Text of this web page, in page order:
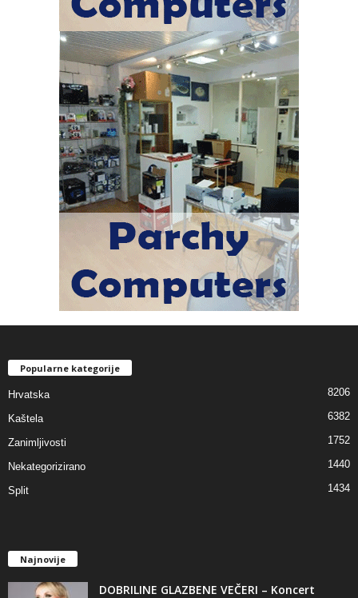
Popularne kategorije
Hrvatska 8206
Kaštela 6382
Zanimljivosti 1752
Nekategorizirano 1440
Split 1434
Najnovije
DOBRILINE GLAZBENE VEČERI – Koncert